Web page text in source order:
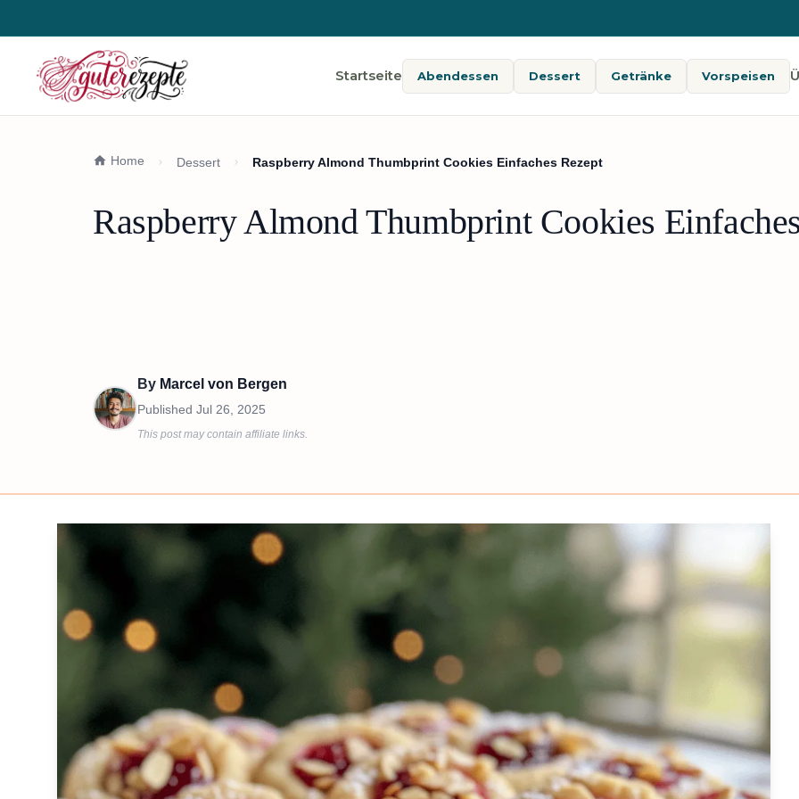
Startseite Abendessen Dessert Getränke Vorspeisen
Home Dessert Raspberry Almond Thumbprint Cookies Einfaches Rezept
Raspberry Almond Thumbprint Cookies
By Marcel von Bergen
Published Jul 26, 2025
This post may contain affiliate links.